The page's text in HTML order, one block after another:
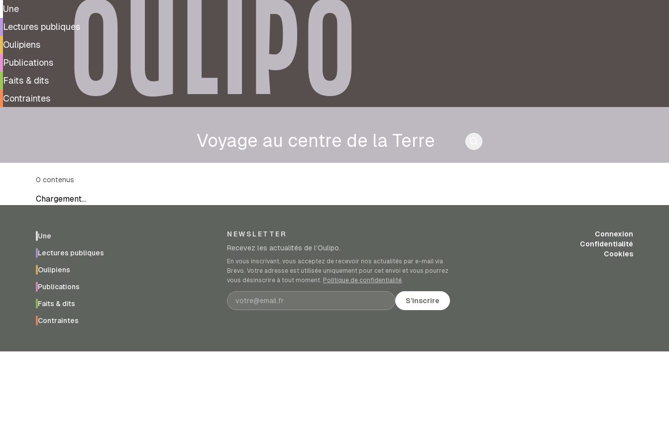
Une
Lectures publiques
Oulipiens
Publications
Faits & dits
Contraintes
OULIPO
Voyage au centre de la Terre
0 contenus
Chargement…
Une
Lectures publiques
Oulipiens
Publications
Faits & dits
Contraintes
NEWSLETTER
Recevez les actualités de l’Oulipo.
En vous inscrivant, vous acceptez de recevoir nos actualités par e-mail via
Brevo. Votre adresse est utilisée uniquement pour cet envoi et vous pourrez
vous désinscrire à tout moment. Politique de confidentialité.
Adresse e-mail S’inscrire
Connexion
Confidentialité
Cookies